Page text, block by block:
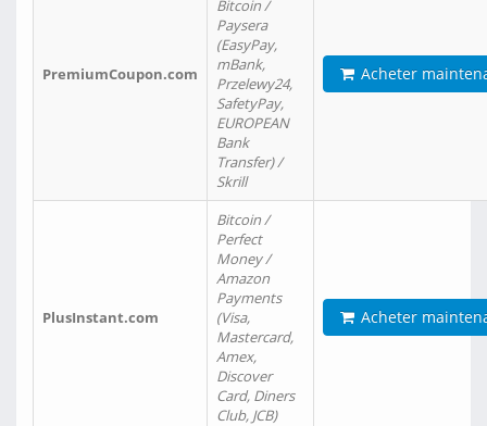
PremiumCoupon.com
Bitcoin /
Paysera
(EasyPay,
mBank,
Przelewy24,
SafetyPay,
EUROPEAN
Bank
Transfer) /
Skrill
Acheter
PlusInstant.com
Bitcoin /
Perfect
Money /
Amazon
Payments
(Visa,
Mastercard,
Amex,
Discover
Card, Diners
Club, JCB)
Acheter